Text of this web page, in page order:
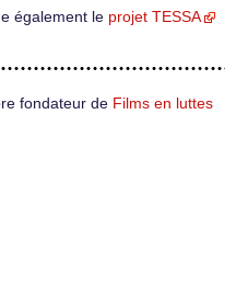
également le projet TESSA
fondateur de Films en luttes